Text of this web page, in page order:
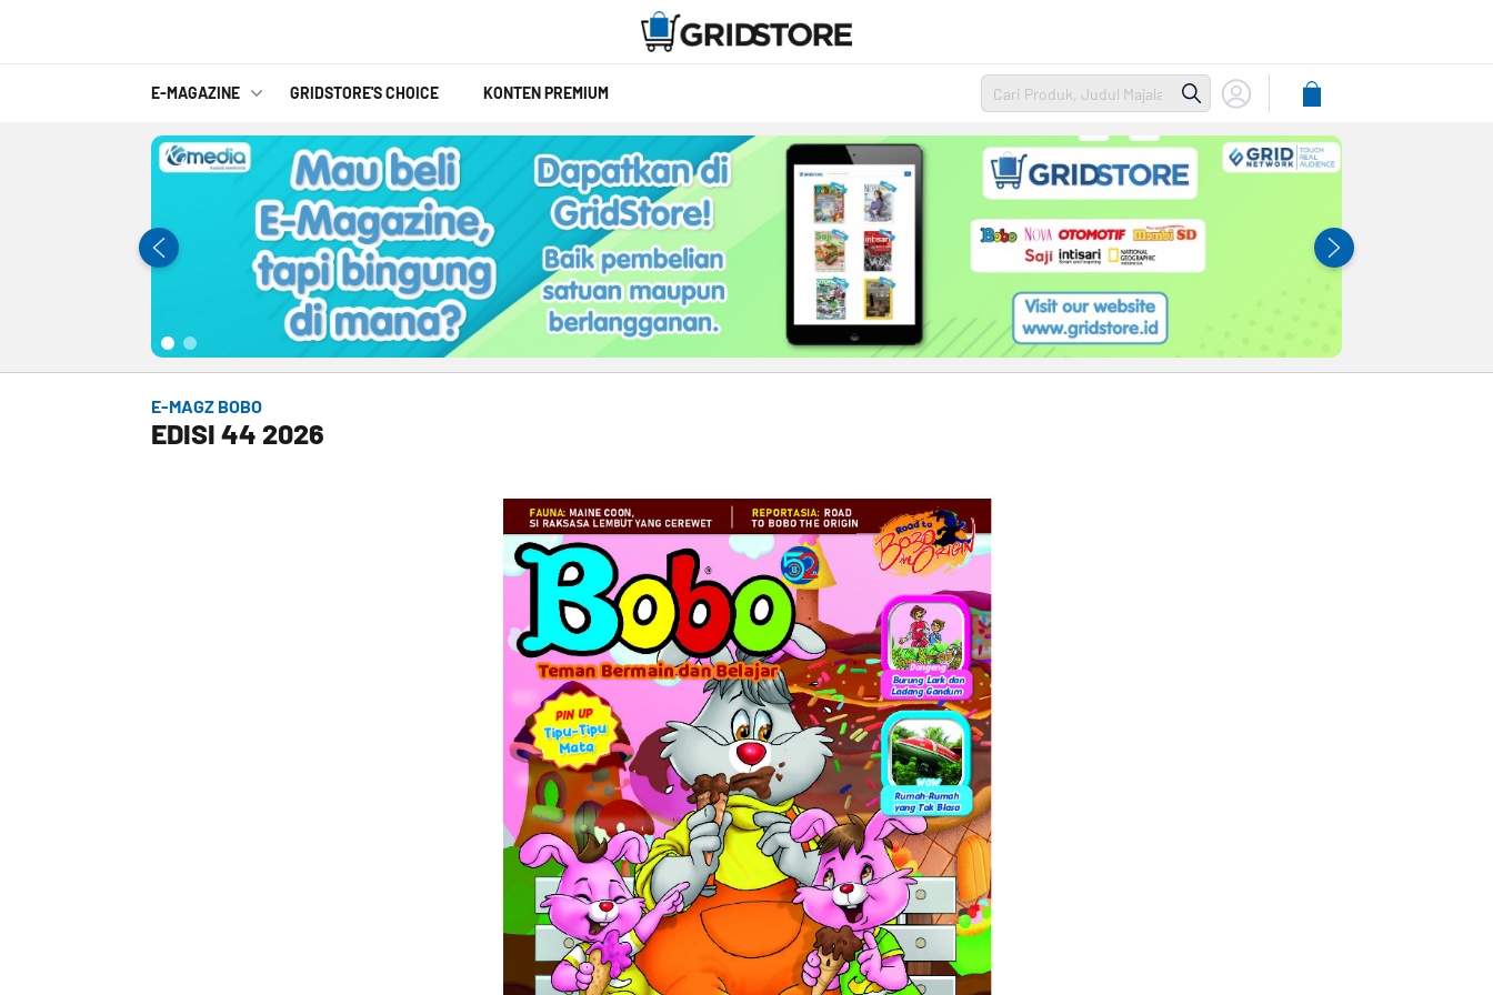
E-MAGAZINE GRIDSTORE'S CHOICE KONTEN PREMIUM
Lihat
E-MAGZ BOBO
EDISI 44 2026